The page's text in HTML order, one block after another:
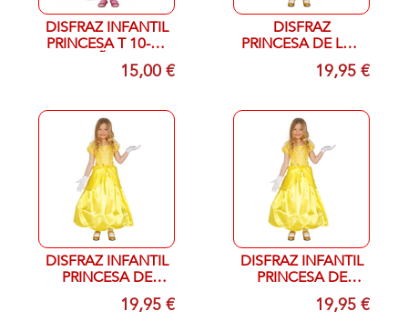
DISFRAZ INFANTIL
PRINCESA T 10-12
AÑOS15,00 €
DISFRAZ
PRINCESA DE LOS
CUENTOS T 3 A 4
AÑOS19,95 €
DISFRAZ INFANTIL
PRINCESA DE
CUENTOS T 5-6
AÑOS19,95 €
DISFRAZ INFANTIL
PRINCESA DE
CUENTO T 7-9
AÑOS19,95 €